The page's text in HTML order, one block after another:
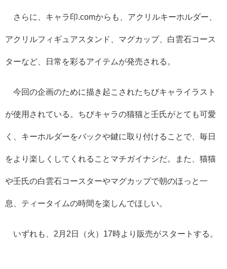
さらに、キャラ印.comからも、アクリルキーホルダー、
アクリルフィギュアスタンド、マグカップ、白雲石コース
ターなど、日常を彩るアイテムが発売される。
今回の企画のために描き起こされたちびキャライラスト
が使用されている。ちびキャラの猫猫と壬氏がとても可愛
く、キーホルダーをバックや鍵に取り付けることで、毎日
をより楽しくしてくれることマチガイナシだ。また、猫猫
や壬氏の白雲石コースターやマグカップで朝のほっと一
息、ティータイムの時間を楽しんでほしい。
いずれも、2月2日（火）17時より販売がスタートする。